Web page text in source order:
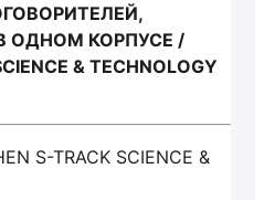
ОДНОМ КОРПУСЕ /
& TECHNOLOGY
S-TRACK SCIENCE &